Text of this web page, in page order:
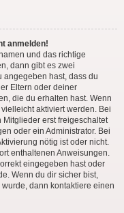
anmelden!
und das richtige
dann gibt es zwei
angegeben hast, dass du
Eltern oder deiner
die du erhalten hast. Wenn
aktiviert werden. Bei
erst freigeschaltet
oder ein Administrator. Bei
nötig ist oder nicht.
enthaltenen Anweisungen.
eingegeben hast oder
Wenn du dir sicher bist,
dann kontaktiere einen